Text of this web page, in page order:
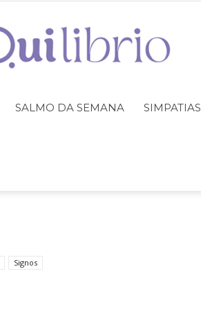
iQuilibrio
SALMO DA SEMANA SIMPATIAS
Signos